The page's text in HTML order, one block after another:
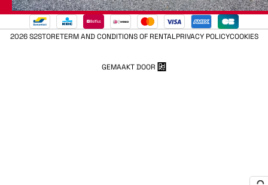
2026 S2STORETERM AND CONDITIONS OF RENTALPRIVACY POLICYCOOKIES
GEMAAKT DOOR